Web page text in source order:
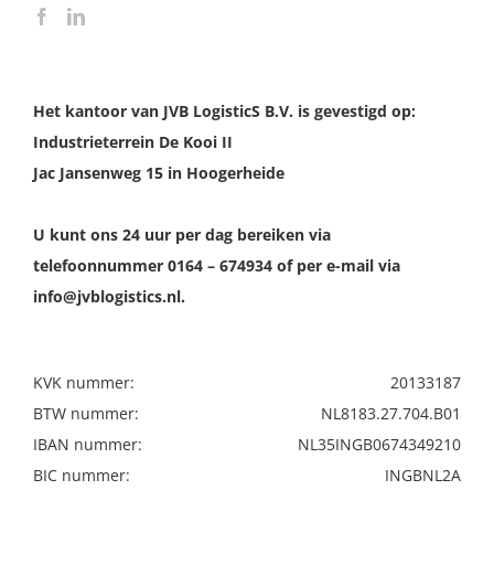
Het kantoor van JVB LogisticS B.V. is gevestigd op:
Industrieterrein De Kooi II
Jac Jansenweg 15 in Hoogerheide
U kunt ons 24 uur per dag bereiken via
telefoonnummer 0164 – 674934 of per e-mail via
info@jvblogistics.nl.
KVK nummer:
20133187
BTW nummer:
NL8183.27.704.B01
IBAN nummer:
NL35INGB0674349210
BIC nummer:
INGBNL2A